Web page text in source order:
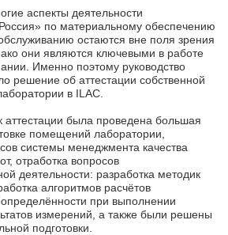
аспекты деятельности
по материальному обеспечению
остаются вне поля зрения
они являются ключевыми в работе
Именно поэтому руководство
решение об аттестации собственной
в ILAC.
аттестации была проведена большая
помещений лаборатории,
системы менеджмента качества
отработка вопросов
деятельности: разработка методик
алгоритмов расчётов
при выполнении
измерений, а также были решены
подготовки.